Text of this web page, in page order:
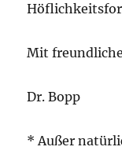
Mit
Dr. Bopp
* Außer